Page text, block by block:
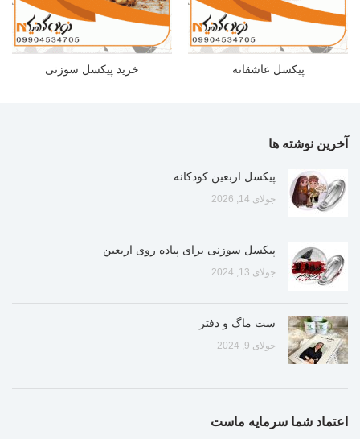
پیکسل عاشقانه خرید پیکسل سوزنی
آخرین نوشته ها
پیکسل اربعین کودکانه
جولای 14, 2026
پیکسل سوزنی برای پیاده روی اربعین
جولای 13, 2024
ست ماگ و دفتر
جولای 9, 2024
اعتماد شما سرمایه ماست